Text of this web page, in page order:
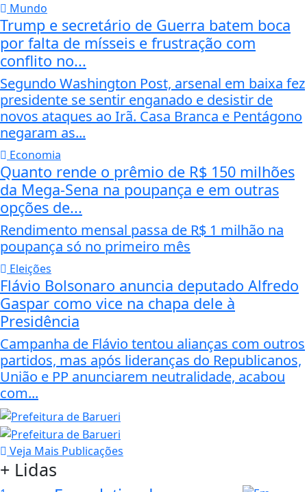
Mundo
Trump e secretário de Guerra batem boca
por falta de mísseis e frustração com
conflito no...
Segundo Washington Post, arsenal em baixa fez
presidente se sentir enganado e desistir de
novos ataques ao Irã. Casa Branca e Pentágono
negaram as...
Economia
Quanto rende o prêmio de R$ 150 milhões
da Mega-Sena na poupança e em outras
opções de...
Rendimento mensal passa de R$ 1 milhão na
poupança só no primeiro mês
Eleições
Flávio Bolsonaro anuncia deputado Alfredo
Gaspar como vice na chapa dele à
Presidência
Campanha de Flávio tentou alianças com outros
partidos, mas após lideranças do Republicanos,
União e PP anunciarem neutralidade, acabou
com...
Veja Mais Publicações
+ Lidas